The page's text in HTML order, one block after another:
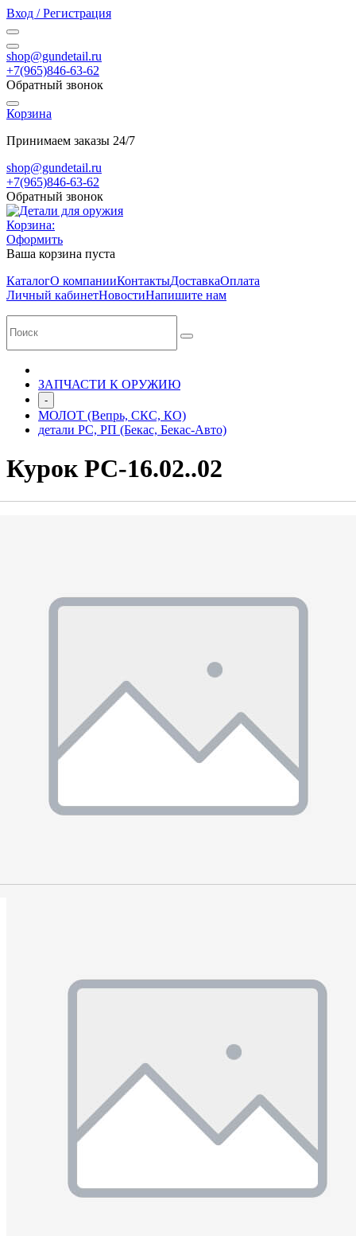
Вход / Регистрация
shop@gundetail.ru
+7(965)846-63-62
Обратный звонок
Корзина
Принимаем заказы 24/7
shop@gundetail.ru
+7(965)846-63-62
Обратный звонок
Корзина:
Оформить
Ваша корзина пуста
КаталогО компанииКонтактыДоставкаОплата
Личный кабинетНовостиНапишите нам
ЗАПЧАСТИ К ОРУЖИЮ
-
МОЛОТ (Вепрь, СКС, КО)
детали РС, РП (Бекас, Бекас-Авто)
Курок РС-16.02..02